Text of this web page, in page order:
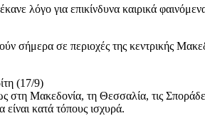
λόγο για επικίνδυνα καιρικά
σήμερα σε περιοχές της κεντρικής
(17/9)
στη Μακεδονία, τη Θεσσαλία, τις
κατά τόπους ισχυρά.